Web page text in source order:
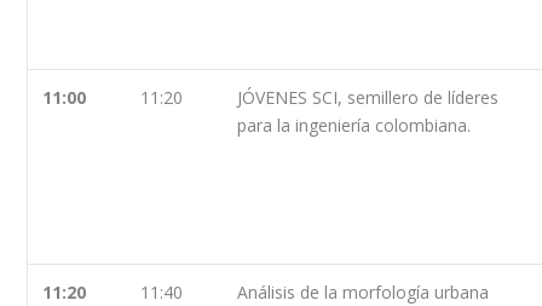
11:00 11:20
JÓVENES SCI, semillero de líderes
para la ingeniería colombiana.
11:20 11:40
Análisis de la morfología urbana